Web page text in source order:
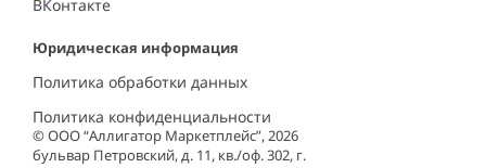
Юридическая информация
Политика обработки данных
Политика конфиденциальности
© ООО “Аллигатор Маркетплейс”, 2026
бульвар Петровский, д. 11, кв./оф. 302, г.